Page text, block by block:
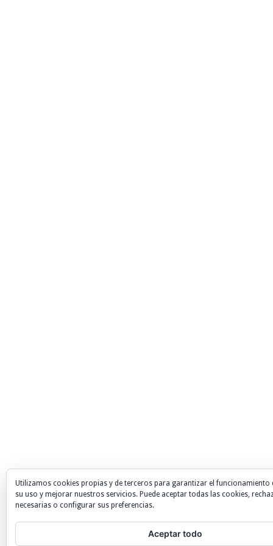
Utilizamos cookies propias y de terceros para garantizar el funcionamiento
su uso y mejorar nuestros servicios. Puede aceptar todas las cookies,
necesarias o configurar sus preferencias.
Aceptar todo